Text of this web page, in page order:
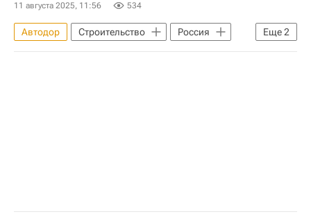
11 августа 2025, 11:56 534
Еще2
Автодор Строительство
Россия
Дороги
Инфраструктура